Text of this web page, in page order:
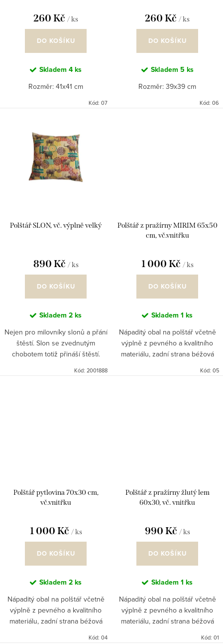
260 Kč / ks
DO KOŠÍKU
Skladem 4 ks
Rozměr: 41x41 cm
Kód: 07
260 Kč / ks
DO KOŠÍKU
Skladem 5 ks
Rozměr: 39x39 cm
Kód: 06
Polštář SLON, vč. výplně velký
890 Kč / ks
DO KOŠÍKU
Skladem 2 ks
Nejen pro milovníky slonů a přání
štěstí. Slon se zvednutým
chobotem totiž přináší štěstí.
dárek, možná vám přinese
Kód: 2001888
Polštář z pražírny MIRIM 65x50
cm, vč.vnitřku
1 000 Kč / ks
DO KOŠÍKU
Skladem 1 ks
Nápaditý obal na polštář včetně
výplně z pevného a kvalitního
materiálu, zadní strana béžová
kolekci polštářů byla láska ke
Kód: 05
Polštář pytlovina 70x30 cm,
vč.vnitřku
1 000 Kč / ks
DO KOŠÍKU
Skladem 2 ks
Nápaditý obal na polštář včetně
výplně z pevného a kvalitního
materiálu, zadní strana béžová
Kód: 04
Polštář z pražírny žlutý lem
60x30, vč. vnitřku
990 Kč / ks
DO KOŠÍKU
Skladem 1 ks
Nápaditý obal na polštář včetně
výplně z pevného a kvalitního
materiálu, zadní strana béžová
Kód: 01